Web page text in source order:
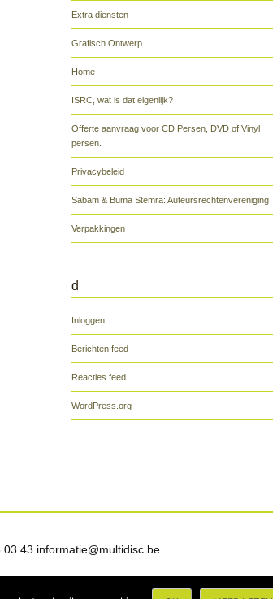
Extra diensten
Grafisch Ontwerp
Home
ISRC, wat is dat eigenlijk?
Offerte aanvraag voor CD Persen, DVD of Vinyl
persen.
Privacybeleid
Sabam & Buma Stemra: Auteursrechtenvereniging
Verpakkingen
d
Inloggen
Berichten feed
Reacties feed
WordPress.org
informatie@multidisc.be